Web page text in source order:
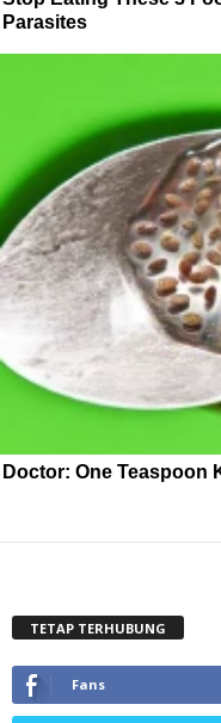
Parasites
Doctor: One Teaspoon
TETAP TERHUBUNG
Fans